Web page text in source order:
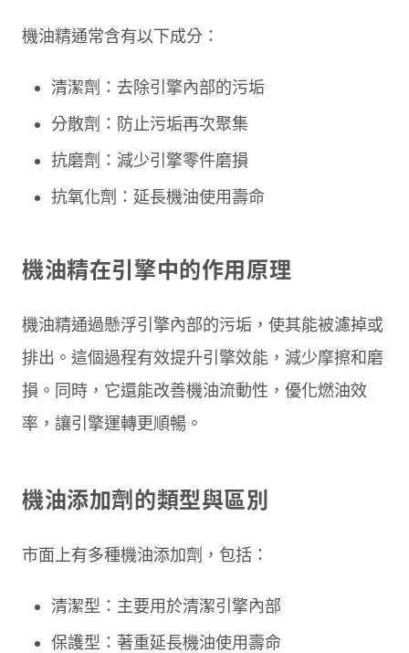
機油精通常含有以下成分：
清潔劑：去除引擎內部的污垢
分散劑：防止污垢再次聚集
抗磨劑：減少引擎零件磨損
抗氧化劑：延長機油使用壽命
機油精在引擎中的作用原理
機油精通過懸浮引擎內部的污垢，使其能被濾掉或
排出。這個過程有效提升引擎效能，減少摩擦和磨
損。同時，它還能改善機油流動性，優化燃油效
率，讓引擎運轉更順暢。
機油添加劑的類型與區別
市面上有多種機油添加劑，包括：
清潔型：主要用於清潔引擎內部
保護型：著重延長機油使用壽命